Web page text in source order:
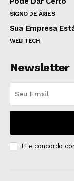
SIGNO DE ÁRIES
Sua Empresa
WEB TECH
Newsletter
Li e concordo